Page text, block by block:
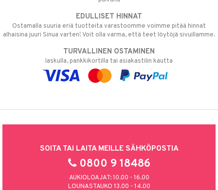
EDULLISET HINNAT
Ostamalla suuria eriä tuotteita varastoomme voimme pitää hinnat
alhaisina juuri Sinua varten! Voit olla varma, että teet löytöjä sivuillamme.
TURVALLINEN OSTAMINEN
laskulla, pankkikortilla tai asiakastilin kautta
SOITA TAI LAITA MEILLE SÄHKÖPOSTIA
0800 9 18486
AUKIOLOAJAT: 10.00 - 16.00
LOUNASTAUKO 13.00 - 14.00